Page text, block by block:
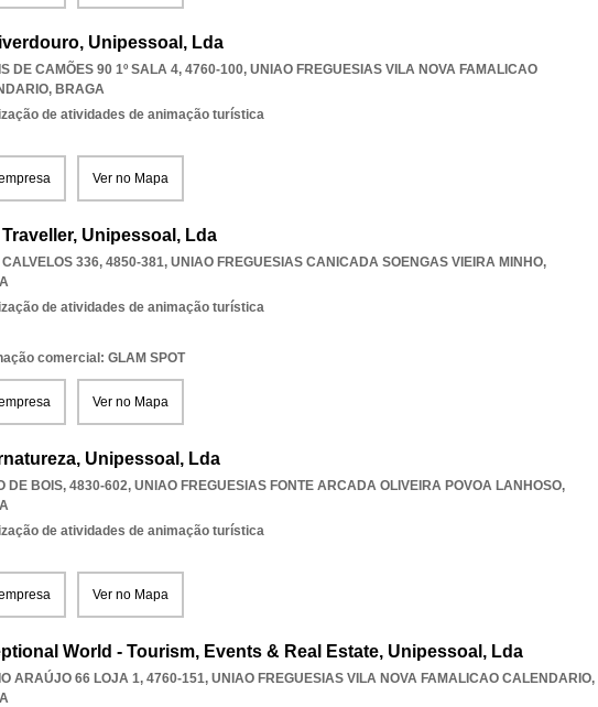
Unipessoal, Lda
DE CAMÕES 90 1º SALA 4, 4760-100, UNIAO FREGUESIAS VILA NOVA FAMALICAO
, BRAGA
de atividades de animação turística
Ver no Mapa
Traveller, Unipessoal, Lda
CALVELOS 336, 4850-381, UNIAO FREGUESIAS CANICADA SOENGAS VIEIRA MINHO,
de atividades de animação turística
comercial: GLAM SPOT
Ver no Mapa
Unipessoal, Lda
DE BOIS, 4830-602, UNIAO FREGUESIAS FONTE ARCADA OLIVEIRA POVOA LANHOSO,
de atividades de animação turística
Ver no Mapa
World - Tourism, Events & Real Estate, Unipessoal, Lda
ARAÚJO 66 LOJA 1, 4760-151, UNIAO FREGUESIAS VILA NOVA FAMALICAO CALENDARIO,